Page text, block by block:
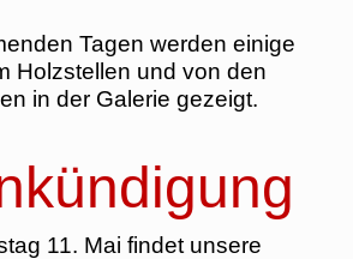
Tagen werden einige
Holzstellen und von den
in der Galerie gezeigt.
11. Mai findet unsere